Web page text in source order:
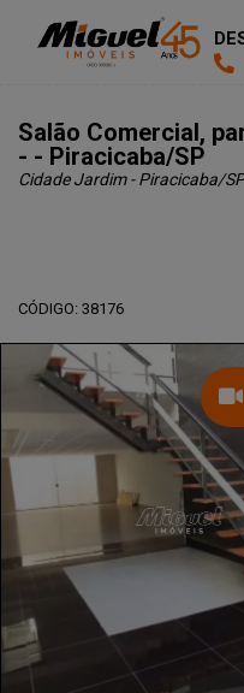
Salão Comercial,
- - Piracicaba/SP
Cidade Jardim - Piracicaba/SP
CÓDIGO: 38176